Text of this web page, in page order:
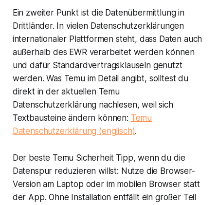
Ein zweiter Punkt ist die Datenübermittlung in
Drittländer. In vielen Datenschutzerklärungen
internationaler Plattformen steht, dass Daten auch
außerhalb des EWR verarbeitet werden können
und dafür Standardvertragsklauseln genutzt
werden. Was Temu im Detail angibt, solltest du
direkt in der aktuellen Temu
Datenschutzerklärung nachlesen, weil sich
Textbausteine ändern können: Temu
Datenschutzerklärung (englisch).
Der beste Temu Sicherheit Tipp, wenn du die
Datenspur reduzieren willst: Nutze die Browser-
Version am Laptop oder im mobilen Browser statt
der App. Ohne Installation entfällt ein großer Teil